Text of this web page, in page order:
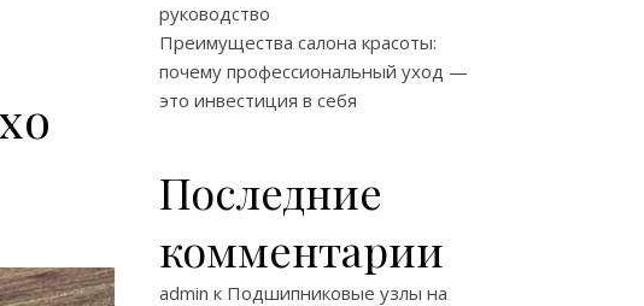
руководство
Преимущества салона красоты:
почему профессиональный уход —
это инвестиция в себя
Последние
комментарии
admin к Подшипниковые узлы на